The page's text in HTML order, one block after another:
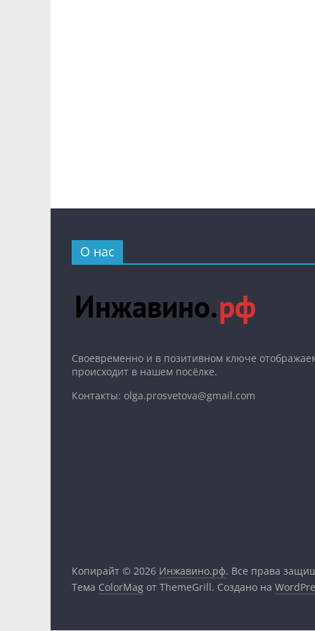
О нас
Cвоевременно и в позитивном ключе
происходит в нашем посёлке.
Контакты: olga.prosvetova@gmail.com
Копирайт © 2026 Инжавино.рф. Все права
Тема ColorMag от ThemeGrill. Создано на